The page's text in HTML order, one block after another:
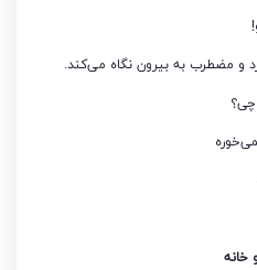
و مضطرب به بیرون نگاه می‌کند.